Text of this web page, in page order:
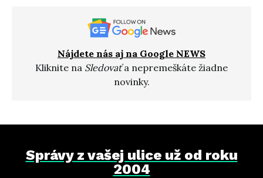
Nájdete nás aj na Google NEWS
Kliknite na Sledovaťa nepremeškáte žiadne
novinky.
Správy z vašej ulice už od roku
2004